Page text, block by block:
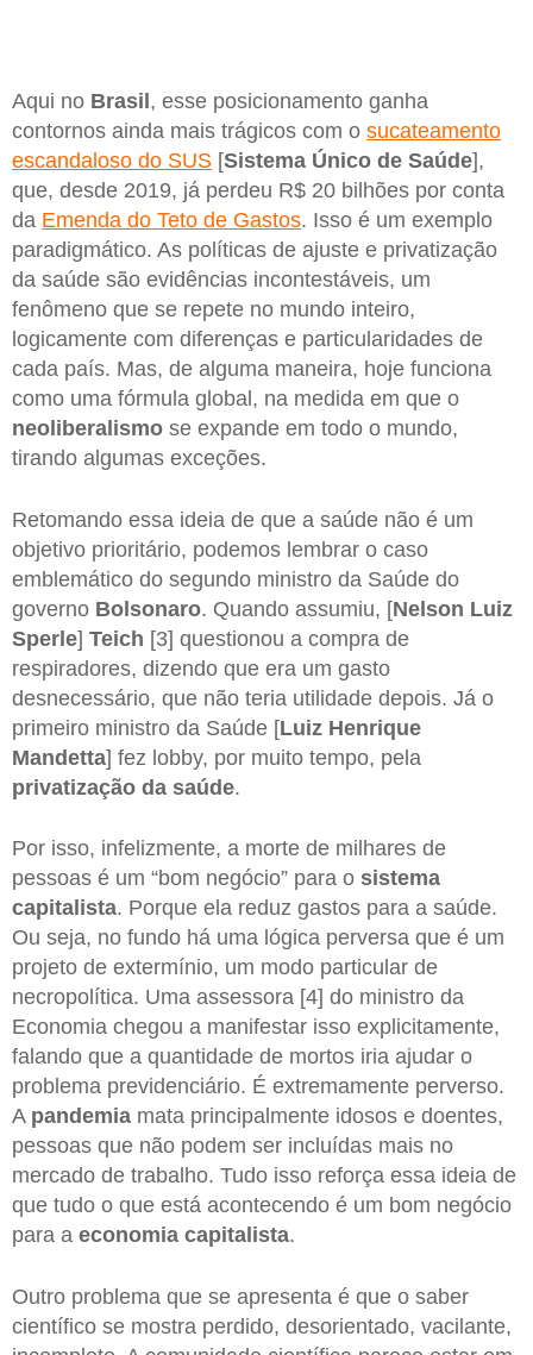
Aqui no Brasil, esse posicionamento ganha
contornos ainda mais trágicos com o sucateamento
escandaloso do SUS [Sistema Único de Saúde],
que, desde 2019, já perdeu R$ 20 bilhões por conta
da Emenda do Teto de Gastos. Isso é um exemplo
paradigmático. As políticas de ajuste e privatização
da saúde são evidências incontestáveis, um
fenômeno que se repete no mundo inteiro,
logicamente com diferenças e particularidades de
cada país. Mas, de alguma maneira, hoje funciona
como uma fórmula global, na medida em que o
neoliberalismo se expande em todo o mundo,
tirando algumas exceções.
Retomando essa ideia de que a saúde não é um
objetivo prioritário, podemos lembrar o caso
emblemático do segundo ministro da Saúde do
governo Bolsonaro. Quando assumiu, [Nelson Luiz
Sperle] Teich [3] questionou a compra de
respiradores, dizendo que era um gasto
desnecessário, que não teria utilidade depois. Já o
primeiro ministro da Saúde [Luiz Henrique
Mandetta] fez lobby, por muito tempo, pela
privatização da saúde.
Por isso, infelizmente, a morte de milhares de
pessoas é um “bom negócio” para o sistema
capitalista. Porque ela reduz gastos para a saúde.
Ou seja, no fundo há uma lógica perversa que é um
projeto de extermínio, um modo particular de
necropolítica. Uma assessora [4] do ministro da
Economia chegou a manifestar isso explicitamente,
falando que a quantidade de mortos iria ajudar o
problema previdenciário. É extremamente perverso.
A pandemia mata principalmente idosos e doentes,
pessoas que não podem ser incluídas mais no
mercado de trabalho. Tudo isso reforça essa ideia de
que tudo o que está acontecendo é um bom negócio
para a economia capitalista.
Outro problema que se apresenta é que o saber
científico se mostra perdido, desorientado, vacilante,